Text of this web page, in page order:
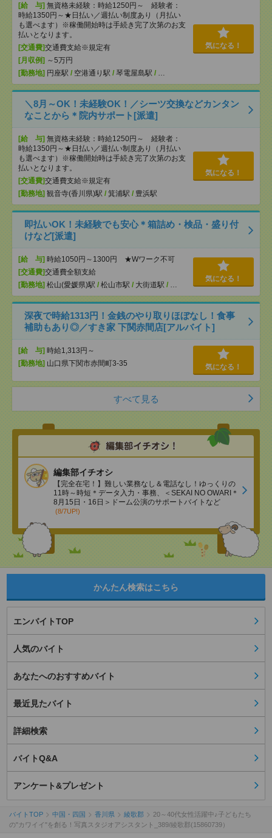
[給 与] 無資格未経験：時給1250円～ 経験者：
時給1350円～★日払い／週払い制度あり（月払い
も選べます）※稼働開始時は手続き完了次第のお支
払いとなります。
[交通費]交通費支給※規定有
[月収例] ～5万円
[勤務地] 円座駅 / 空港通り駅 / 琴電屋島駅 / …
気になる！
＼8月～OK！未経験OK！／シーツ交換などカンタン
なことから＊院内サポート[派遣]
[給 与] 無資格未経験：時給1250円～ 経験者：
時給1350円～★日払い／週払い制度あり（月払い
も選べます）※稼働開始時は手続き完了次第のお支
払いとなります。
[交通費]交通費支給※規定有
[勤務地] 観音寺(香川県)駅 / 箕浦駅 / 豊浜駅
気になる！
即払いOK！未経験でも安心＊箱詰め・検品・盛り付
けなど[派遣]
[給 与] 時給1050円～1300円 ★Wワーク不可
[交通費]交通費全額支給
[勤務地] 松山(愛媛県)駅 / 松山市駅 / 大街道駅 / …
気になる！
深夜で時給1313円！金銭のやり取りほぼなし！食事
補助もあり◎／すき家 下関赤間店[アルバイト]
[給 与] 時給1,313円～
[勤務地] 山口県下関市赤間町3-35 気になる！
すべて見る
編集部イチオシ
【完全在宅！】難しい業務なし＆電話なし！ゆっくりの
11時～時短＊データ入力・事務、＜SEKAI NO OWARI＊
8月15日・16日＞ドーム公演のサポートバイトなど
(8/7UP!)
かんたん検索はこちら
エンバイトTOP
人気のバイト
あなたへのおすすめバイト
最近見たバイト
詳細検索
バイトQ&A
アンケート&プレゼント
バイトTOP 中国・四国 香川県 綾歌郡
20～40代女性活躍中♪子どもたち
の"カワイイ"を創る！写真スタジオアシスタント_389/綾歌郡(15860739）